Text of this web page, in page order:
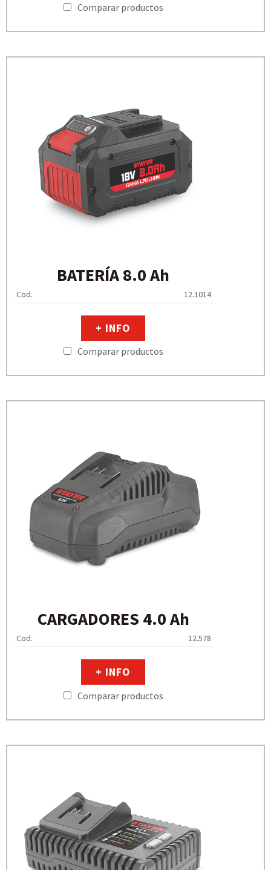
Comparar productos
BATERÍA 8.0 Ah
Cod. 12.1014
+ INFO
Comparar productos
CARGADORES 4.0 Ah
Cod. 12.578
+ INFO
Comparar productos